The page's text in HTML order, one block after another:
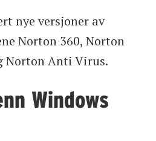
nye versjoner av
Norton 360, Norton
Norton Anti Virus.
Windows